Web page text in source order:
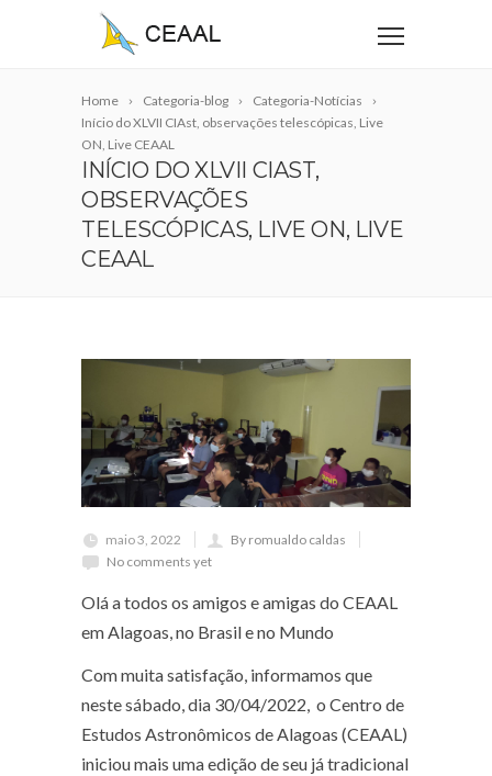
Home Categoria-blog
Categoria-Notícias
Início do XLVII CIAst, observações telescópicas, Live
ON, Live CEAAL
INÍCIO DO XLVII CIAST,
OBSERVAÇÕES
TELESCÓPICAS, LIVE ON, LIVE
CEAAL
maio 3, 2022
By romualdo caldas
No comments yet
Olá a todos os amigos e amigas do CEAAL
em Alagoas, no Brasil e no Mundo
Com muita satisfação, informamos que
neste sábado, dia 30/04/2022, o Centro de
Estudos Astronômicos de Alagoas (CEAAL)
iniciou mais uma edição de seu já tradicional